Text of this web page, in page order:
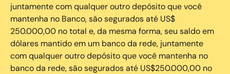
juntamente com qualquer outro depósito que você
mantenha no Banco, são segurados até US$
250.000,00 no total e, da mesma forma, seu saldo em
dólares mantido em um banco da rede, juntamente
com qualquer outro depósito que você mantenha no
banco da rede, são segurados até US$250.000,00 no